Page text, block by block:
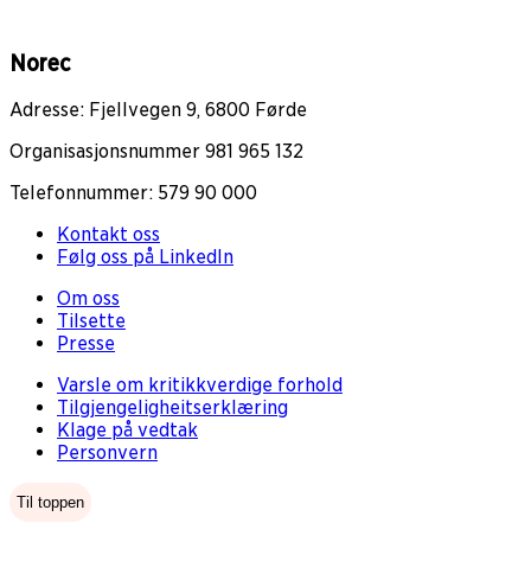
Norec
Adresse: Fjellvegen 9, 6800 Førde
Organisasjonsnummer 981 965 132
Telefonnummer: 579 90 000
Kontakt oss
Følg oss på LinkedIn
Om oss
Tilsette
Presse
Varsle om kritikkverdige forhold
Tilgjengeligheitserklæring
Klage på vedtak
Personvern
Til toppen